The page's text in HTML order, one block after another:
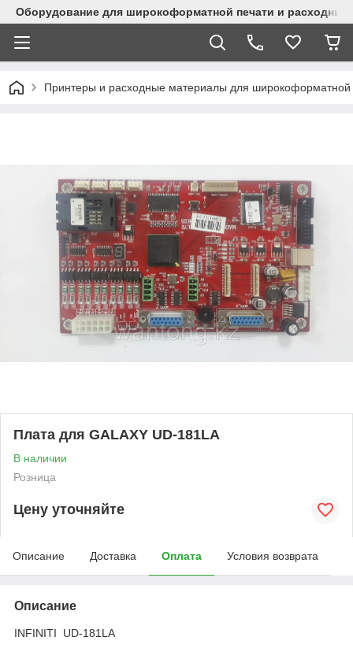
Оборудование для широкоформатной печати и
Принтеры и расходные материалы для широкоформатной
Плата для GALAXY UD-181LA
В наличии
Розница
Цену уточняйте
Описание Доставка Оплата Условия возврата
Описание
INFINITI UD-181LA